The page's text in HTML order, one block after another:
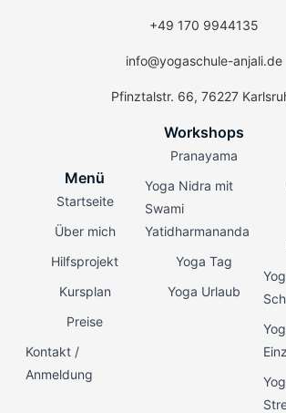
+49 170 9944135
info@yogaschule-anjali.de
Pfinztalstr. 66, 76227
Menü
Startseite
Über mich
Hilfsprojekt
Kursplan
Preise
Kontakt /
Anmeldung
Workshops
Pranayama
Yoga Nidra mit
Swami
Yatidharmananda
Yoga Tag
Yoga Urlaub